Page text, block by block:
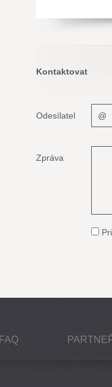
Kontaktovat
Odesílatel
Zpráva
FAQ